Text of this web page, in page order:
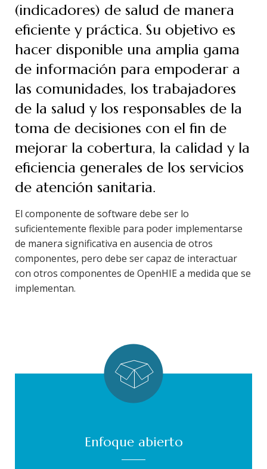
(indicadores) de salud de manera
eficiente y práctica. Su objetivo es
hacer disponible una amplia gama
de información para empoderar a
las comunidades, los trabajadores
de la salud y los responsables de la
toma de decisiones con el fin de
mejorar la cobertura, la calidad y la
eficiencia generales de los servicios
de atención sanitaria.
El componente de software debe ser lo
suficientemente flexible para poder implementarse
de manera significativa en ausencia de otros
componentes, pero debe ser capaz de interactuar
con otros componentes de OpenHIE a medida que se
implementan.
Enfoque abierto